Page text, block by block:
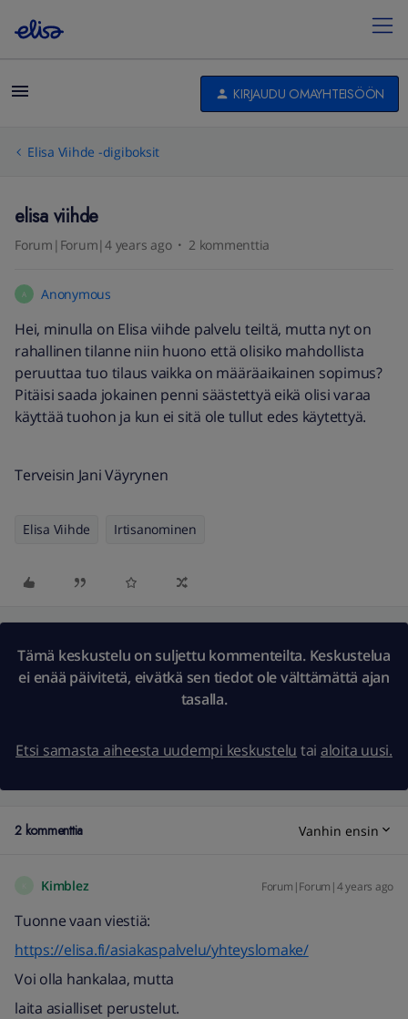
KIRJAUDU OMAYHTEISÖÖN
Elisa Viihde -digiboksit
elisa viihde
Forum|Forum|4 years ago 2 kommenttia
A Anonymous
Hei, minulla on Elisa viihde palvelu teiltä, mutta nyt on
rahallinen tilanne niin huono että olisiko mahdollista
peruuttaa tuo tilaus vaikka on määräaikainen sopimus?
Pitäisi saada jokainen penni säästettyä eikä olisi varaa
käyttää tuohon ja kun ei sitä ole tullut edes käytettyä.
Terveisin Jani Väyrynen
Elisa Viihde Irtisanominen
Tämä keskustelu on suljettu kommenteilta. Keskustelua
ei enää päivitetä, eivätkä sen tiedot ole välttämättä ajan
tasalla.
Etsi samasta aiheesta uudempi keskustelu tai aloita uusi.
2 kommenttia Vanhin ensin
Kimblez Forum|Forum|4 years ago
Tuonne vaan viestiä:
https://elisa.fi/asiakaspalvelu/yhteyslomake/
Voi olla hankalaa, mutta
laita asialliset perustelut.